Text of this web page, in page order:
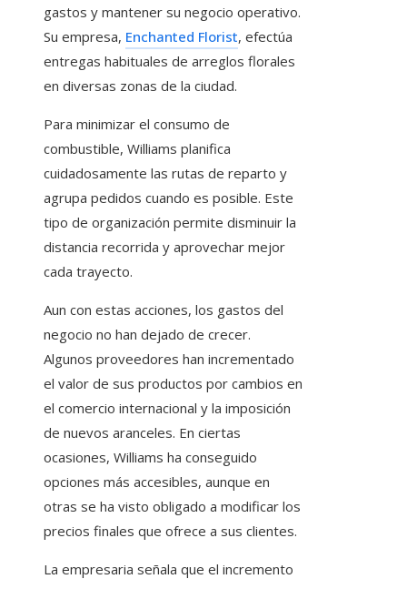
gastos y mantener su negocio operativo.
Su empresa, Enchanted Florist, efectúa
entregas habituales de arreglos florales
en diversas zonas de la ciudad.
Para minimizar el consumo de
combustible, Williams planifica
cuidadosamente las rutas de reparto y
agrupa pedidos cuando es posible. Este
tipo de organización permite disminuir la
distancia recorrida y aprovechar mejor
cada trayecto.
Aun con estas acciones, los gastos del
negocio no han dejado de crecer.
Algunos proveedores han incrementado
el valor de sus productos por cambios en
el comercio internacional y la imposición
de nuevos aranceles. En ciertas
ocasiones, Williams ha conseguido
opciones más accesibles, aunque en
otras se ha visto obligado a modificar los
precios finales que ofrece a sus clientes.
La empresaria señala que el incremento